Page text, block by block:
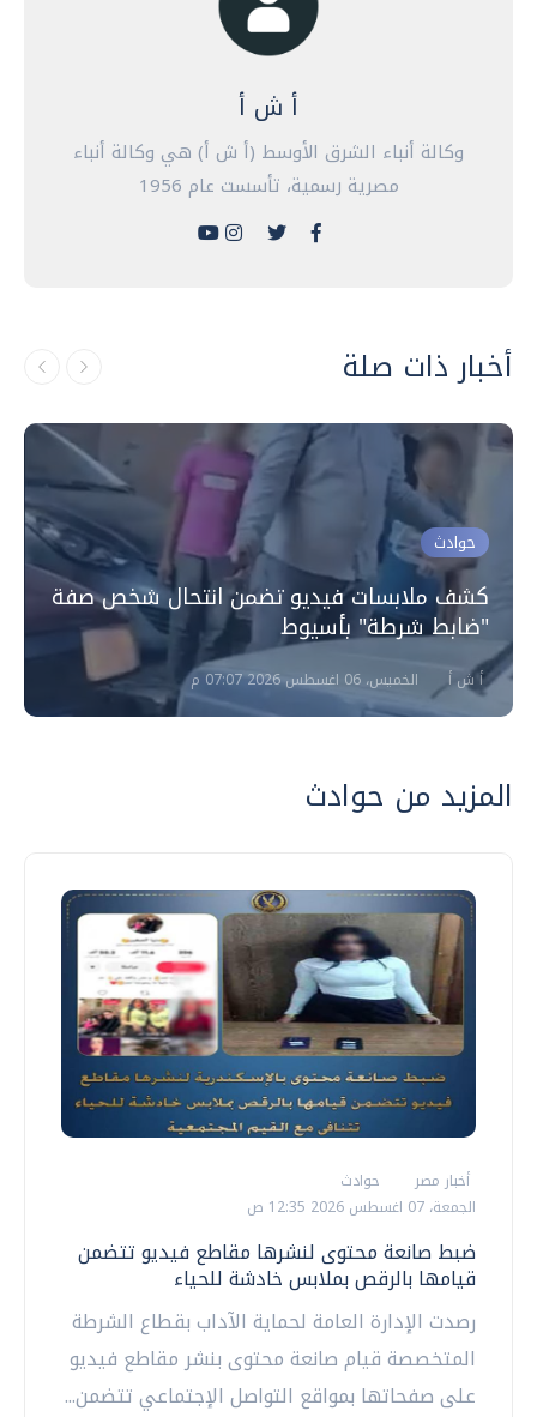
أ ش أ
وكالة أنباء الشرق الأوسط (أ ش أ) هي وكالة أنباء
مصرية رسمية، تأسست عام 1956
أخبار ذات صلة
حوادث
كشف ملابسات فيديو تضمن انتحال شخص صفة
"ضابط شرطة" بأسيوط
أ ش أ الخميس، 06 اغسطس 2026 07:07 م
المزيد من حوادث
أخبار مصر
حوادث
الجمعة، 07 اغسطس 2026 12:35 ص
ضبط صانعة محتوى لنشرها مقاطع فيديو تتضمن
قيامها بالرقص بملابس خادشة للحياء
رصدت الإدارة العامة لحماية الآداب بقطاع الشرطة
المتخصصة قيام صانعة محتوى بنشر مقاطع فيديو
على صفحاتها بمواقع التواصل الإجتماعي تتضمن...